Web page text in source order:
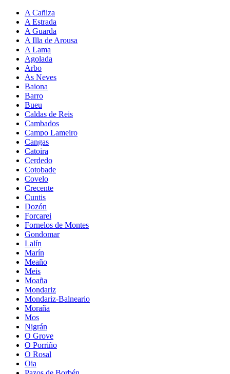
A Cañiza
A Estrada
A Guarda
A Illa de Arousa
A Lama
Agolada
Arbo
As Neves
Baiona
Barro
Bueu
Caldas de Reis
Cambados
Campo Lameiro
Cangas
Catoira
Cerdedo
Cotobade
Covelo
Crecente
Cuntis
Dozón
Forcarei
Fornelos de Montes
Gondomar
Lalín
Marín
Meaño
Meis
Moaña
Mondariz
Mondariz-Balneario
Moraña
Mos
Nigrán
O Grove
O Porriño
O Rosal
Oia